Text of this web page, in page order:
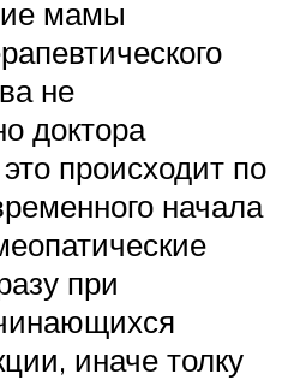
мамы
не
доктора
происходит по
начала
при
иначе толку